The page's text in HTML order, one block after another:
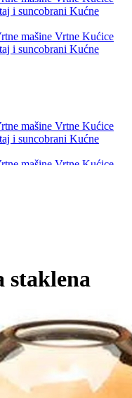
i suncobrani Kućne
mašine Vrtne Kućice
i suncobrani Kućne
mašine Vrtne Kućice
i suncobrani Kućne
mašine Vrtne Kućice
staklena